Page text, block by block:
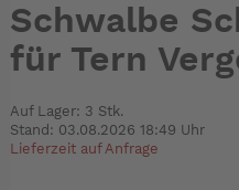
Schwalbe
für Tern
Auf Lager: 3 Stk.
Stand: 03.08.2026 18:49 Uhr
Lieferzeit auf Anfrage